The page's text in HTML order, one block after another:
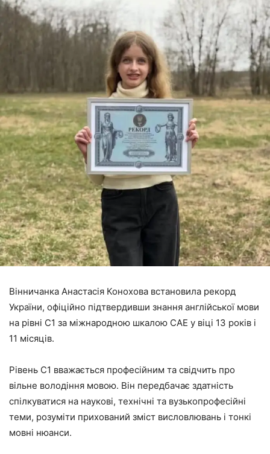
Вінничанка Анастасія Конохова встановила рекорд
України, офіційно підтвердивши знання англійської мови
на рівні С1 за міжнародною шкалою CAE у віці 13 років і
11 місяців.
Рівень С1 вважається професійним та свідчить про
вільне володіння мовою. Він передбачає здатність
спілкуватися на наукові, технічні та вузькопрофесійні
теми, розуміти прихований зміст висловлювань і тонкі
мовні нюанси.